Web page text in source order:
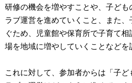
研修の機会を増やすことや、子ども
ラブ運営を進めていくこと、また
ぐため、児童館や保育所で子育て
場を地域に増やしていくことなどを
これに対して、参加者からは「子ど